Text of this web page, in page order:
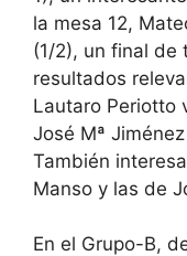
la mesa 12,
(1/2), un final de
resultados
Lautaro Periotto
José Mª
También
Manso y las de
En el Grupo-B,